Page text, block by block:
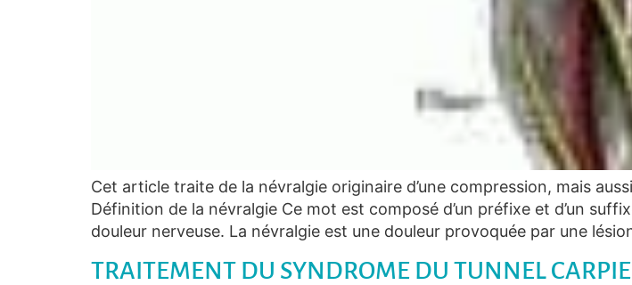
Cet article traite de la névralgie originaire d’une compression, mais
Définition de la névralgie Ce mot est composé d’un préfixe et d’un
douleur nerveuse. La névralgie est une douleur provoquée par une
TRAITEMENT DU SYNDROME DU TUNNEL